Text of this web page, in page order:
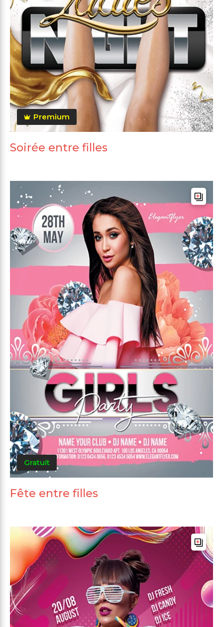
Premium
Soirée entre filles
Gratuit
Fête entre filles